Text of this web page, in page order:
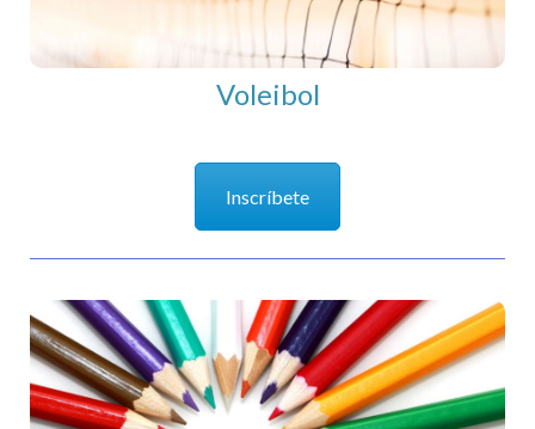
Voleibol
Inscríbete